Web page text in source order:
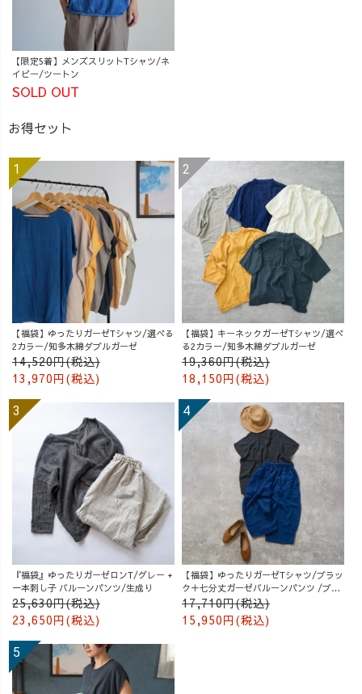
【限定5着】メンズスリットTシャツ/ネ
イビー/ツートン
SOLD OUT
お得セット
【福袋】ゆったりガーゼTシャツ/選べる
2カラー/知多木綿ダブルガーゼ
14,520円(税込)
13,970円(税込)
【福袋】キーネックガーゼTシャツ/選べ
る2カラー/知多木綿ダブルガーゼ
19,360円(税込)
18,150円(税込)
『福袋』ゆったりガーゼロンT/グレー +
一本刺し子 バルーンパンツ/生成り
25,630円(税込)
23,650円(税込)
【福袋】ゆったりガーゼTシャツ/ブラッ
ク＋七分丈ガーゼバルーンパンツ /ブル
ー
17,710円(税込)
15,950円(税込)